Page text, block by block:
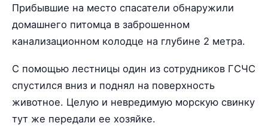
Прибывшие на место спасатели обнаружили
домашнего питомца в заброшенном
канализационном колодце на глубине 2 метра.
С помощью лестницы один из сотрудников ГСЧС
спустился вниз и поднял на поверхность
животное. Целую и невредимую морскую свинку
тут же передали ее хозяйке.